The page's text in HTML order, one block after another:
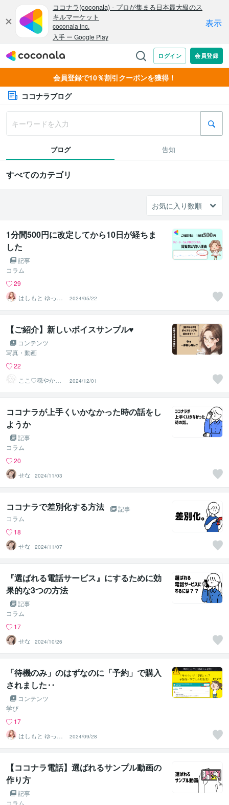
会員登録で10％割引クーポンを獲得！
ココナラブログ
ブログ 告知
すべてのカテゴリ
1分間500円に改定してから10日が経ちま
した
記事
コラム
29
はしもと ゆっこ
♡救急こころの
相談室
2024/05/22
【ご紹介】新しいボイスサンプル♥
コンテンツ
写真・動画
22
ここ♡穏やかボ
イス
2024/12/01
ココナラが上手くいかなかった時の話をし
ようか
記事
コラム
20
せな︎
2024/11/03
ココナラで差別化する方法
記事
コラム
18
せな︎
2024/11/07
『選ばれる電話サービス』にするために効
果的な3つの方法
記事
コラム
17
せな︎
2024/10/26
「待機のみ」のはずなのに「予約」で購入
されました‥
コンテンツ
学び
17
はしもと ゆっこ
♡救急こころの
相談室
2024/09/28
【ココナラ電話】選ばれるサンプル動画の
作り方
記事
コラム